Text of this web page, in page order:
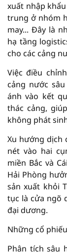
xuất nhập
trung ở nhóm
may... Đây là
hạ tầng
cho các cảng
Việc điều
cảng nước
ánh vào kết
thác cảng,
không phát
Xu hướng dịch
nét vào hai
miền Bắc và
Hải Phòng
sản xuất khỏi
tục là cửa ngõ
đại dương.
Những cổ
Phân tích sâu